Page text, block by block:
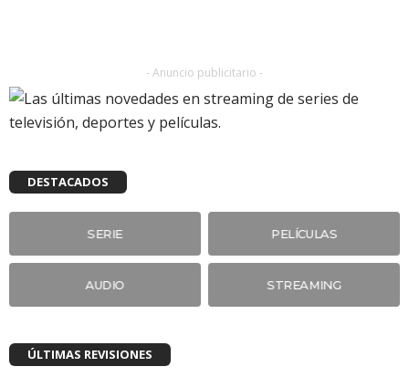
- Anuncio publicitario -
DESTACADOS
SERIE PELÍCULAS
AUDIO STREAMING
ÚLTIMAS REVISIONES